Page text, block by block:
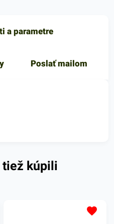
a parametre
Poslať mailom
tiež kúpili